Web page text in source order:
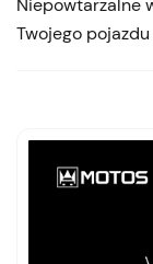
Niepowtarzalne
Twojego